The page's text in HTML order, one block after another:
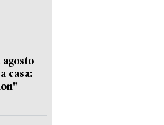
agosto
casa: